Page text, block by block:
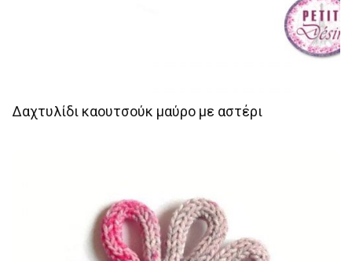
Δαχτυλίδι καουτσούκ μαύρο με αστέρι